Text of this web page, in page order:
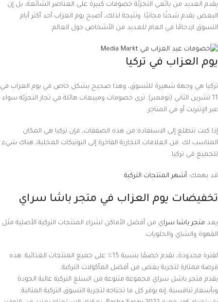
يقدم العديد من بائعي التجزئة خصومات كبيرة على العناصر الشائعة، بل إن
البعض يقدم شحنًا مجانيًا. ونتيجة لذلك، أصبح يوم العزاب أحد أكثر أيام
التسوق ازدحامًا في العام للعديد من الأشخاص حول العالم.
يوم العزاب في تركيا
تركيا هي وجهة شهيرة للتسوق، وهذا صحيح بشكل خاص في يوم العزاب في
11 تشرين الثاني (نوفمبر). ترى خصومات ومبيعات هائلة في تجار التجزئة سواء
عبر الإنترنت أو في المتاجر.
إذا كنت تتطلع إلى الاستفادة من هذه الصفقات، فإن تركيا هي المكان
المناسب لك. من العلامات التجارية الفاخرة إلى البوتيكات المحلية، هناك شيء
للجميع في تركيا.
قد يهمك: أشهر المنتجات التركية
تخفيضات يوم العزاب في متجر باشا سراي
يعد متجر باشا سراي من أفضل الأماكن لشراء المنتجات التركية الأصلية مثل
القهوة والشاي والحلويات.
لفترة محدودة، نقدم خصمًا بنسبة 15٪ على جميع المنتجات الغذائية. هذه
فرصة ممتازة لتجربة بعض من أفضل المأكولات التركية.
يقدم متجر باشل سراي مجموعة متنوعة من السلع التركية عالية الجودة
وبأسعار تنافسية. إنه يوفر كل ما تحتاجه لتجربة التسوق التركية المثالية.